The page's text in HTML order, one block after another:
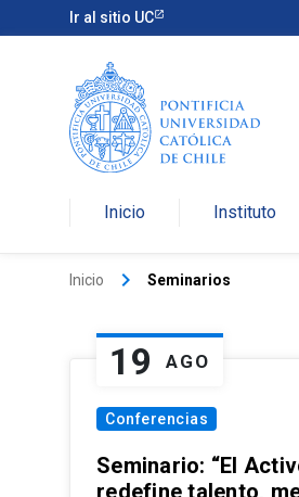
Ir al sitio UC
Inicio Instituto
Inicio keyboard_arrow_right Seminarios
19 AGO
Conferencias
Seminario: “El